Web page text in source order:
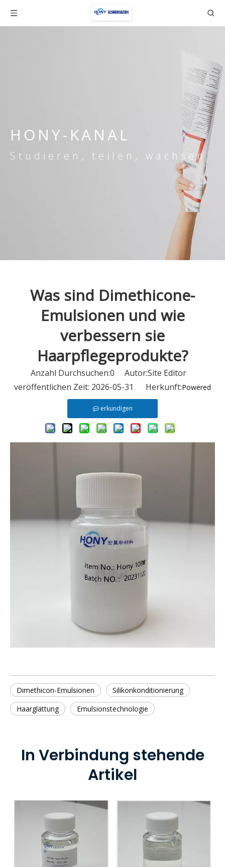
HONY-KANAL
Studieren, teilen, wachsen
Was sind Dimethicone-
Emulsionen und wie
verbessern sie
Haarpflegeprodukte?
Anzahl Durchsuchen:0 Autor:Site Editor
veröffentlichen Zeit: 2026-05-31 Herkunft:Powered
erkundigen
Dimethicon-Emulsionen
Silikonkonditionierung
Haarglättung
Emulsionstechnologie
In Verbindung stehende
Artikel